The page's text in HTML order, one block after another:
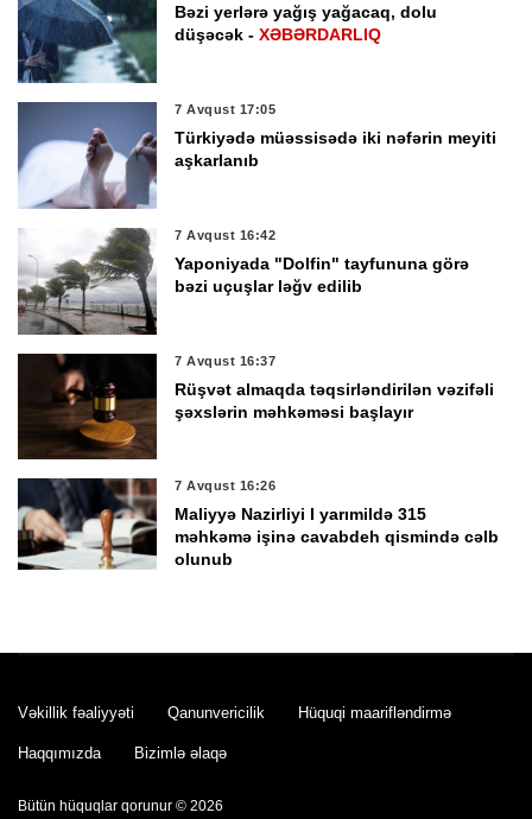
Bəzi yerlərə yağış yağacaq, dolu
düşəcək -XƏBƏRDARLIQ
7 Avqust 17:05
Türkiyədə müəssisədə iki nəfərin meyiti
aşkarlanıb
7 Avqust 16:42
Yaponiyada "Dolfin" tayfununa görə
bəzi uçuşlar ləğv edilib
7 Avqust 16:37
Rüşvət almaqda təqsirləndirilən vəzifəli
şəxslərin məhkəməsi başlayır
7 Avqust 16:26
Maliyyə Nazirliyi I yarımildə 315
məhkəmə işinə cavabdeh qismində cəlb
olunub
Həftəsonu güclü külək əsəcək -
Vəkillik fəaliyyəti Qanunvericilik Hüquqi maarifləndirmə
Haqqımızda Bizimlə əlaqə
Bütün hüquqlar qorunur © 2026